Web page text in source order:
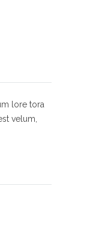
lore tora
velum,